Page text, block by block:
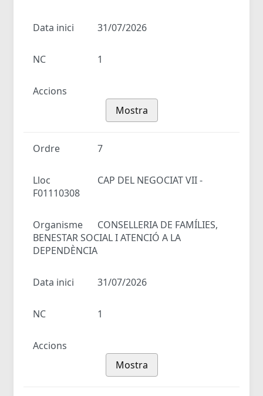
Data inici 31/07/2026
NC 1
Accions
Mostra
Ordre 7
Lloc
CAP DEL NEGOCIAT VII -
F01110308
Organisme
CONSELLERIA DE FAMÍLIES,
BENESTAR SOCIAL I ATENCIÓ A LA
DEPENDÈNCIA
Data inici 31/07/2026
NC 1
Accions
Mostra